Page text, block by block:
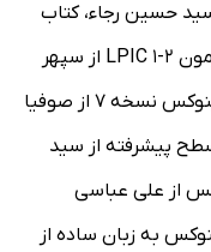
حسین رجاء، کتاب
لینوکس مقدماتی و پیشرفته آمادگی آزمون LPIC 1-2 از سپهر
کاویانی، کتاب مدیریت سیستم عامل لینوکس نسخه 7 از صوفیا
پیشرفته از سید
از علی عباسی
به زبان ساده از